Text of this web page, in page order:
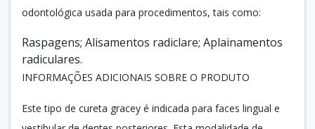
odontológica usada para procedimentos, tais como:
Raspagens; Alisamentos radiclare; Aplainamentos
radiculares.
INFORMAÇÕES ADICIONAIS SOBRE O PRODUTO
Este tipo de cureta gracey é indicada para faces lingual e